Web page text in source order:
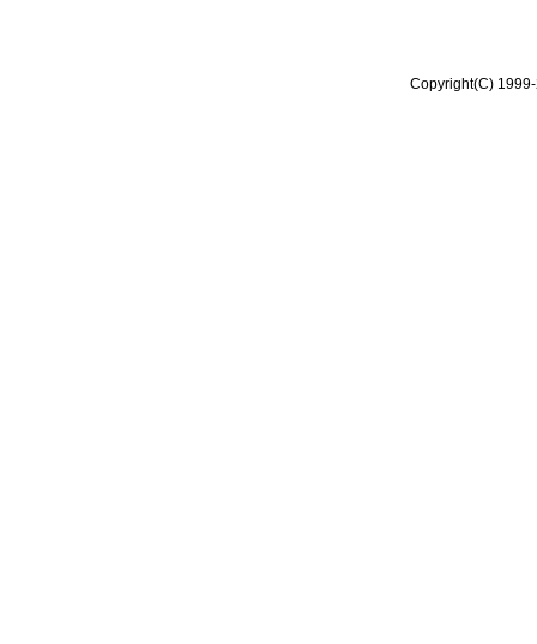
Copyright(C)